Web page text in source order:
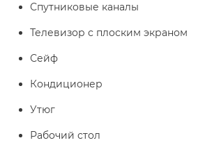
Спутниковые каналы
Телевизор с плоским экраном
Сейф
Кондиционер
Утюг
Рабочий стол